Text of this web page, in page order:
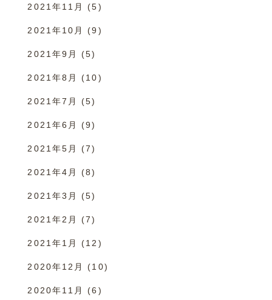
2021年11月 (5)
2021年10月 (9)
2021年9月 (5)
2021年8月 (10)
2021年7月 (5)
2021年6月 (9)
2021年5月 (7)
2021年4月 (8)
2021年3月 (5)
2021年2月 (7)
2021年1月 (12)
2020年12月 (10)
2020年11月 (6)